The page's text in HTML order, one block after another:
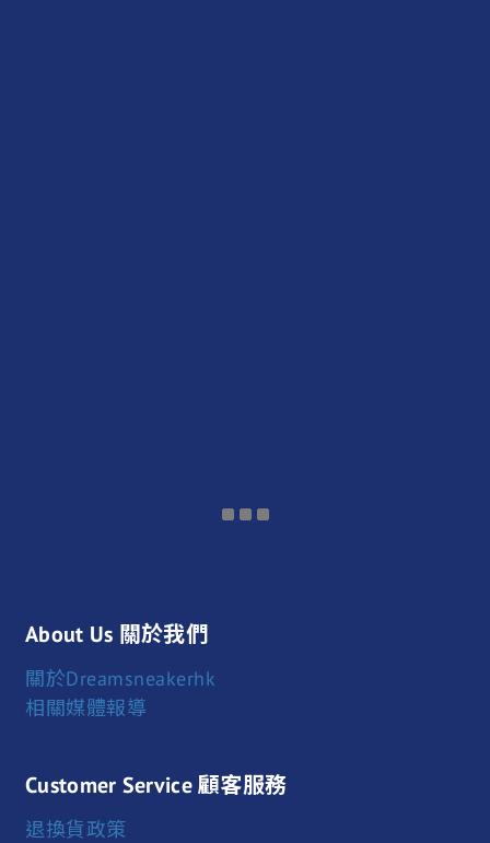
About Us 關於我們
關於Dreamsneakerhk
相關媒體報導
Customer Service 顧客服務
退換貨政策